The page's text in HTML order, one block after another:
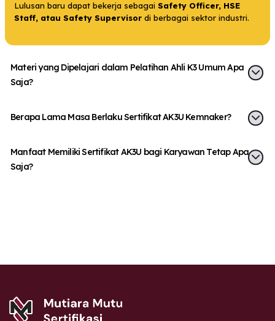
Lulusan baru dapat bekerja sebagai Safety Officer, HSE
Staff, atau Safety Supervisor di berbagai sektor industri.
Materi yang Dipelajari dalam Pelatihan Ahli K3 Umum Apa
Saja?
Berapa Lama Masa Berlaku Sertifikat AK3U Kemnaker?
Manfaat Memiliki Sertifikat AK3U bagi Karyawan Tetap Apa
Saja?